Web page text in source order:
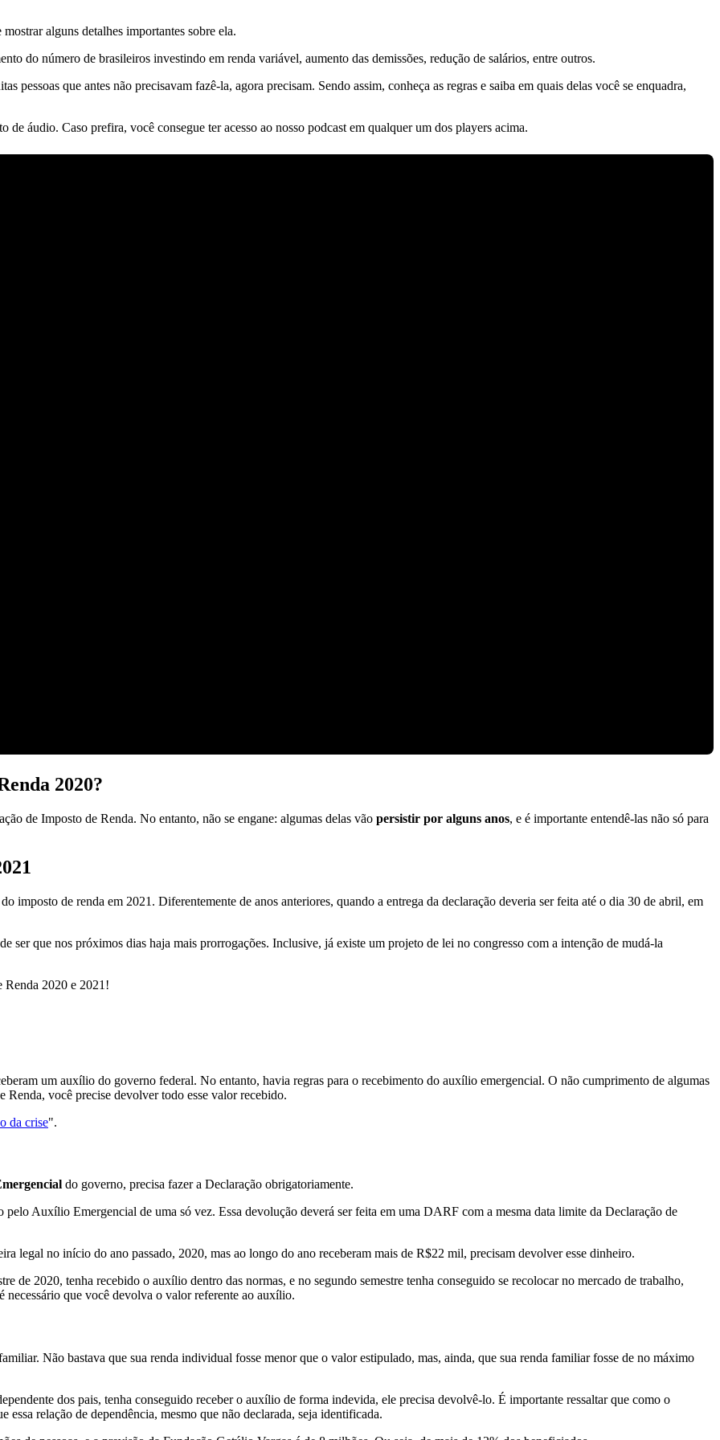
alguns detalhes importantes sobre ela.
do número de brasileiros investindo em renda variável, aumento das demissões, redução de salários, entre outros.
pessoas que antes não precisavam fazê-la, agora precisam. Sendo assim, conheça as regras e saiba em quais delas você se enquadra,
áudio. Caso prefira, você consegue ter acesso ao nosso podcast em qualquer um dos players acima.
2020?
de Imposto de Renda. No entanto, não se engane: algumas delas vão persistir por alguns anos, e é importante entendê-las não só para
imposto de renda em 2021. Diferentemente de anos anteriores, quando a entrega da declaração deveria ser feita até o dia 30 de abril, em
ser que nos próximos dias haja mais prorrogações. Inclusive, já existe um projeto de lei no congresso com a intenção de mudá-la
Renda 2020 e 2021!
um auxílio do governo federal. No entanto, havia regras para o recebimento do auxílio emergencial. O não cumprimento de algumas
Renda, você precise devolver todo esse valor recebido.
da crise".
do governo, precisa fazer a Declaração obrigatoriamente.
Auxílio Emergencial de uma só vez. Essa devolução deverá ser feita em uma DARF com a mesma data limite da Declaração de
legal no início do ano passado, 2020, mas ao longo do ano receberam mais de R$22 mil, precisam devolver esse dinheiro.
de 2020, tenha recebido o auxílio dentro das normas, e no segundo semestre tenha conseguido se recolocar no mercado de trabalho,
necessário que você devolva o valor referente ao auxílio.
Não bastava que sua renda individual fosse menor que o valor estipulado, mas, ainda, que sua renda familiar fosse de no máximo
dos pais, tenha conseguido receber o auxílio de forma indevida, ele precisa devolvê-lo. É importante ressaltar que como o
relação de dependência, mesmo que não declarada, seja identificada.